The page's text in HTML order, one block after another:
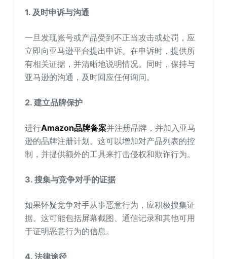
1. 及时申诉与沟通
一旦发现账号或产品受到不正当攻击或处罚，应
立即向亚马逊平台提出申诉。在申诉时，提供所
有相关证据，并清晰地说明情况。同时，保持与
亚马逊的沟通，及时回应任何询问。
2. 建立品牌保护
进行Amazon品牌备案并注册品牌，并加入亚马
逊的品牌注册计划。这可以增加对产品列表的控
制，并提供额外的工具来打击侵权和欺诈行为。
3. 搜集与竞争对手的证据
如果怀疑竞争对手从事恶意行为，应积极搜集证
据。这可能包括屏幕截图、通信记录和其他可用
于证明恶意行为的信息。
4. 法律途径